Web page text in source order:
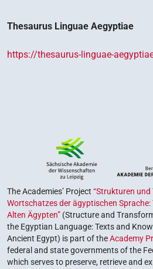
Thesaurus Linguae Aegyptiae
https://thesaurus-linguae-
The Academies’ Project “Strukturen
Wortschatzes der ägyptischen
Alten Ägypten” (Structure and
the Egyptian Language: Texts and
Ancient Egypt) is part of theAcademy
federal and state governments of the
which serves to preserve, retrieve and